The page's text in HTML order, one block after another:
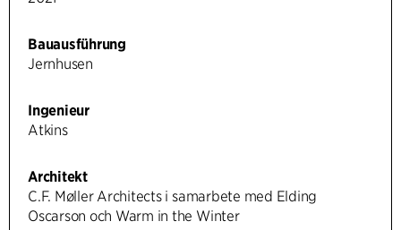
Bauausführung
Jernhusen
Ingenieur
Atkins
Architekt
C.F. Møller Architects i samarbete med Elding
Oscarson och Warm in the Winter